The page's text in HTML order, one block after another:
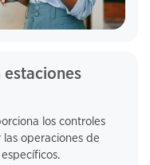
los controles
operaciones de